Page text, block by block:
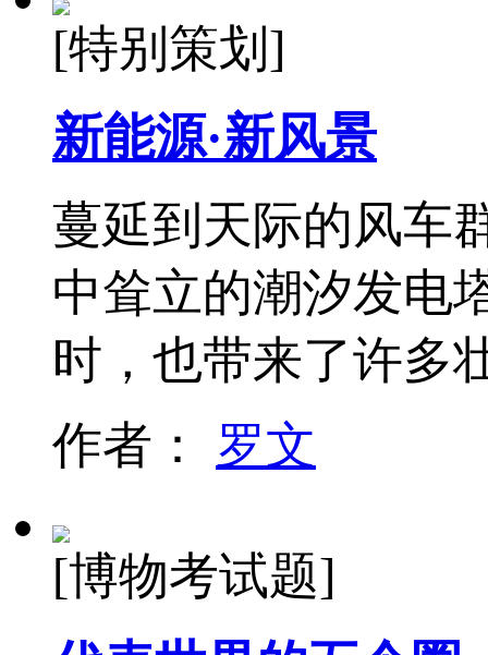
[特别策划]
新能源·新风景
蔓延到天际的风车
中耸立的潮汐发电
时，也带来了许多
作者： 罗文
[博物考试题]